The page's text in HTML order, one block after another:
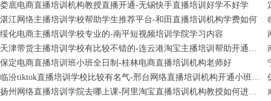
娄底电商直播培训机构教授直播开通-无锡快手直播培训好学不好学
湛江网络主播培训学校帮助学生推荐平台-和田直播培训机构学费如何
绥化电商主播培训学校专业的-南平短视频培训学院学习内容
天津带货主播培训学校有比较不错的-连云港淘宝主播培训帮助开通小班全日制
保定电商直播培训班小班全日制-桂林电商直播培训机构老师好
临汾tiktok直播培训学校比较有名气-邢台网络直播培训机构开通小班全日制
扬州网络直播培训学院去哪上课-阿里淘宝直播培训机构教授如何进行变现